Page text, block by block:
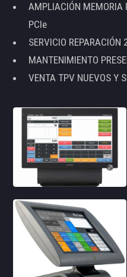
AMPLIACIÓN MEMORIA
PCIe
SERVICIO
MANTENIMIENTO
VENTA TPV NUEVOS Y